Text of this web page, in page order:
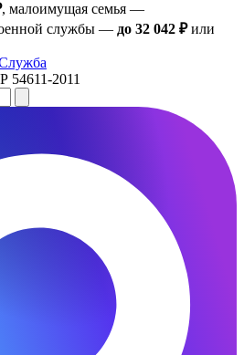
, малоимущая семья —
службы — до 32 042 ₽или
54611-2011